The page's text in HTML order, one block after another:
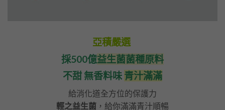
亞積嚴選
採500億益生菌菌種原料
不甜 無香料味 青汁滿滿
給消化道全方位的保護力
輕之益生菌 ，給你滿滿青汁順暢